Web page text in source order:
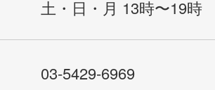
土・日・月 13時〜19時
03-5429-6969